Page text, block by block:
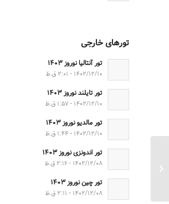
تورهای خارجی
تور آنتالیا نوروز ۱۴۰۳
۱۴۰۲/۱۲/۱۰ - ۲:۰۱ ق.ظ
تور تایلند نوروز ۱۴۰۳
۱۴۰۲/۱۲/۱۰ - ۱:۵۷ ق.ظ
تور مالدیو نوروز ۱۴۰۳
۱۴۰۲/۱۲/۱۰ - ۱:۴۴ ق.ظ
تور اندونزی نوروز ۱۴۰۳
۱۴۰۲/۱۲/۰۸ - ۲:۱۶ ق.ظ
تور چین نوروز ۱۴۰۳
۱۴۰۲/۱۲/۰۸ - ۲:۱۱ ق.ظ
تور تفلیس و باتومی پاییز